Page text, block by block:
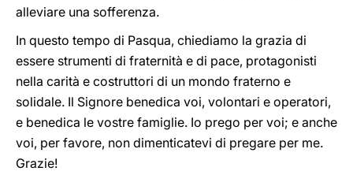
alleviare una sofferenza.
In questo tempo di Pasqua, chiediamo la grazia di
essere strumenti di fraternità e di pace, protagonisti
nella carità e costruttori di un mondo fraterno e
solidale. Il Signore benedica voi, volontari e operatori,
e benedica le vostre famiglie. Io prego per voi; e anche
voi, per favore, non dimenticatevi di pregare per me.
Grazie!